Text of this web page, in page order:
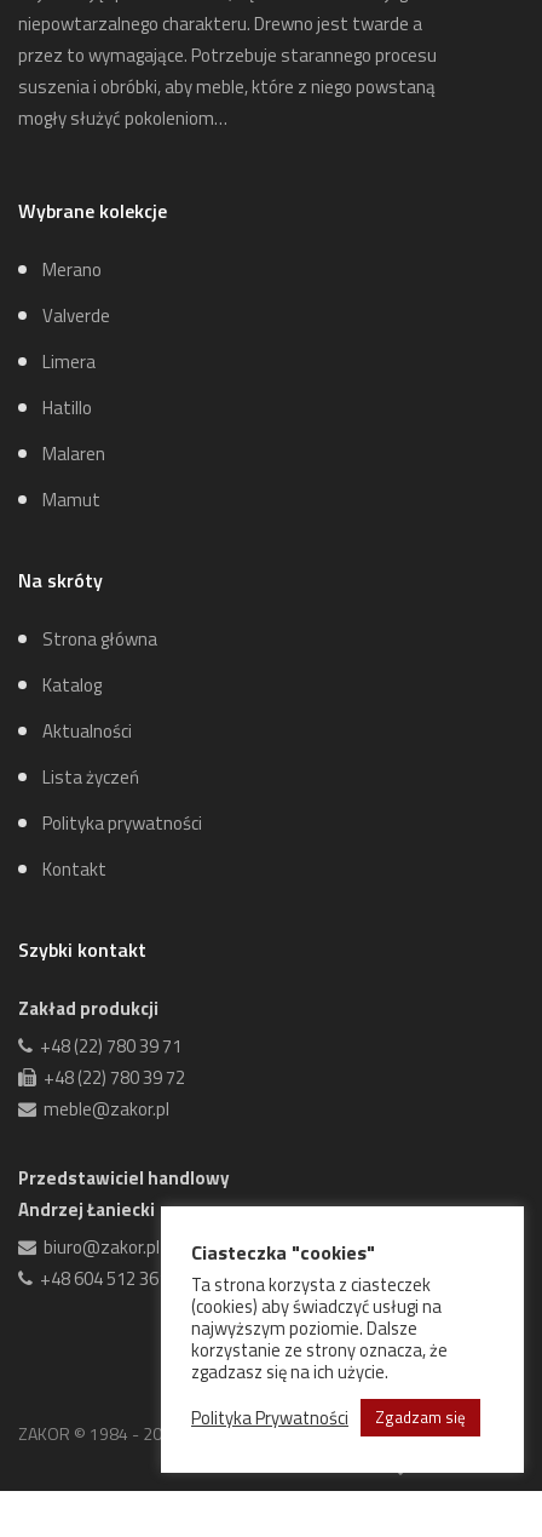
niepowtarzalnego charakteru. Drewno jest twarde a
przez to wymagające. Potrzebuje starannego procesu
suszenia i obróbki, aby meble, które z niego powstaną
mogły służyć pokoleniom…
Wybrane kolekcje
Merano
Valverde
Limera
Hatillo
Malaren
Mamut
Na skróty
Strona główna
Katalog
Aktualności
Lista życzeń
Polityka prywatności
Kontakt
Szybki kontakt
Zakład produkcji
+48 (22) 780 39 71
+48 (22) 780 39 72
meble@zakor.pl
Przedstawiciel handlowy
Andrzej Łaniecki
biuro@zakor.pl
+48 604 512 361
ZAKOR © 1984 - 2026 Wszelkie prawa zastrzeżone.
Goweb Studio
Ciasteczka "cookies"
Ta strona korzysta z ciasteczek
(cookies) aby świadczyć usługi na
najwyższym poziomie. Dalsze
korzystanie ze strony oznacza, że
zgadzasz się na ich użycie.
Polityka Prywatności
Zgadzam się